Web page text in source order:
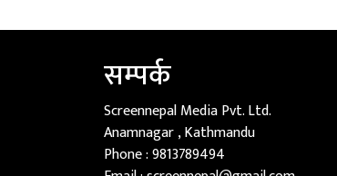
सम्पर्क
Screennepal Media Pvt. Ltd.
Anamnagar , Kathmandu
Phone :9813789494